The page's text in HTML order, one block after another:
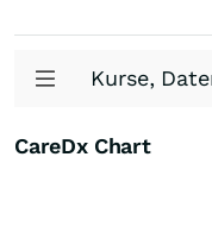
Kurse,
CareDx Chart